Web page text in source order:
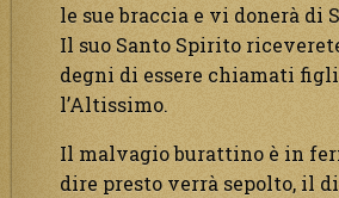
le sue braccia e vi donerà di
Il suo Santo Spirito
degni di essere chiamati
l’Altissimo.
Il malvagio burattino è in
dire presto verrà sepolto, il